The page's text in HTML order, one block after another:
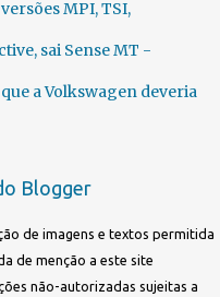
MPI, TSI,
sai Sense MT -
a Volkswagen deveria
Blogger
de imagens e textos permitida
de menção a este site
não-autorizadas sujeitas a